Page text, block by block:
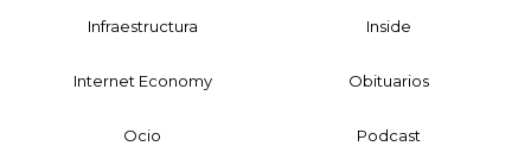
Infraestructura Inside
Internet Economy Obituarios
Ocio Podcast